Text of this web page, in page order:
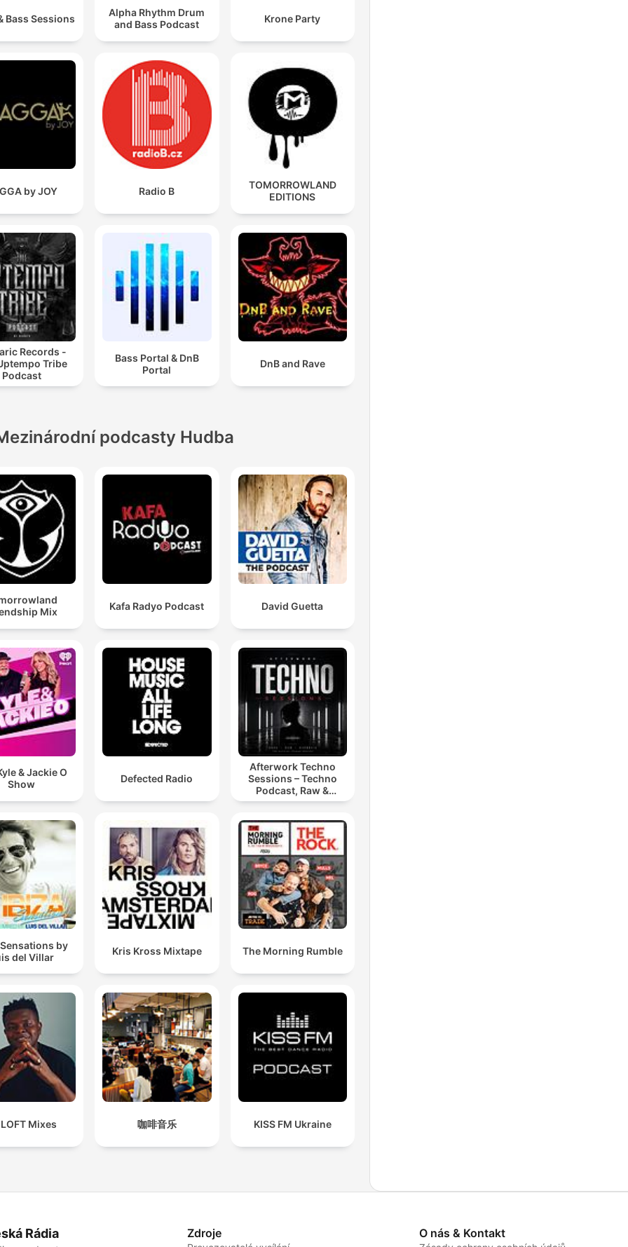
Bass Sessions
Alpha Rhythm Drum
and Bass Podcast
Krone Party
by JOY Radio B
TOMORROWLAND
EDITIONS
Records -
Tribe
Podcast
Bass Portal & DnB
Portal
DnB and Rave
podcasty Hudba
Mix
Kafa Radyo Podcast David Guetta
& Jackie O
Show
Defected Radio
Afterwork Techno
Sessions – Techno
Podcast, Raw &
Hypnotic Techno
by
del Villar
Kris Kross Mixtape The Morning Rumble
Mixes 咖啡音乐 KISS FM Ukraine
Rádia Zdroje O nás & Kontakt